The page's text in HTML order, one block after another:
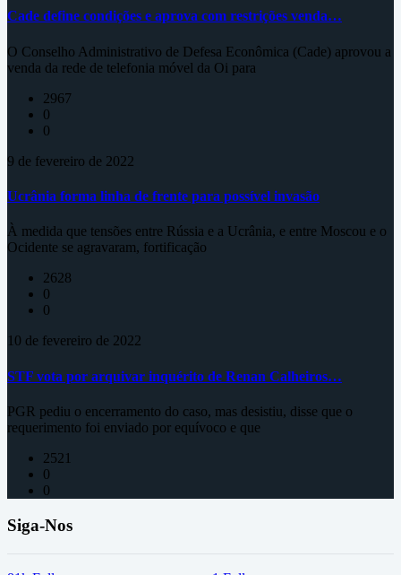
Cade define condições e aprova com restrições venda…
O Conselho Administrativo de Defesa Econômica (Cade) aprovou a
venda da rede de telefonia móvel da Oi para
2967
0
0
9 de fevereiro de 2022
Ucrânia forma linha de frente para possível invasão
À medida que tensões entre Rússia e a Ucrânia, e entre Moscou e o
Ocidente se agravaram, fortificação
2628
0
0
10 de fevereiro de 2022
STF vota por arquivar inquérito de Renan Calheiros…
PGR pediu o encerramento do caso, mas desistiu, disse que o
requerimento foi enviado por equívoco e que
2521
0
0
Siga-Nos